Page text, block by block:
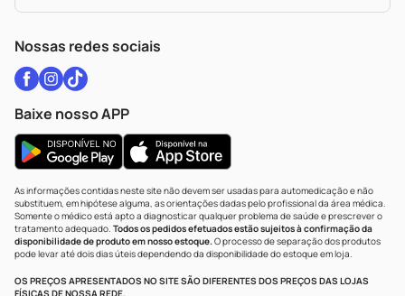
WhatsApp (47) 9202-1687
Nossas redes sociais
Baixe nosso APP
As informações contidas neste site não devem ser usadas para automedicação e não
substituem, em hipótese alguma, as orientações dadas pelo profissional da área médica.
Somente o médico está apto a diagnosticar qualquer problema de saúde e prescrever o
tratamento adequado. Todos os pedidos efetuados estão sujeitos à confirmação da
disponibilidade de produto em nosso estoque.O processo de separação dos produtos
pode levar até dois dias úteis dependendo da disponibilidade do estoque em loja.
OS PREÇOS APRESENTADOS NO SITE SÃO DIFERENTES DOS PREÇOS DAS LOJAS
FÍSICAS DE NOSSA REDE.